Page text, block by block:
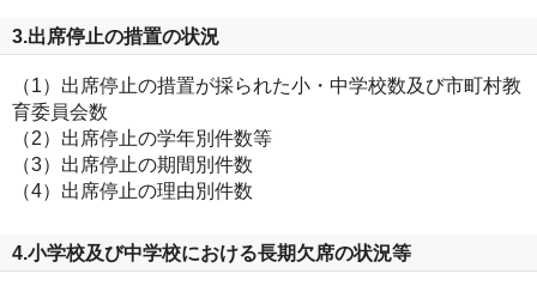
3.出席停止の措置の状況
（1）出席停止の措置が採られた小・中学校数及び市町村教
育委員会数
（2）出席停止の学年別件数等
（3）出席停止の期間別件数
（4）出席停止の理由別件数
4.小学校及び中学校における長期欠席の状況等